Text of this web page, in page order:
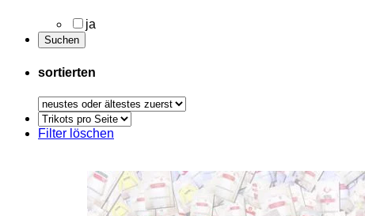
ja
sortierten
Trikots
pro
Filter löschen